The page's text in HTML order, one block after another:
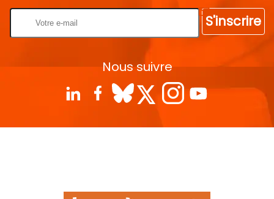
S'inscrire
Nous suivre